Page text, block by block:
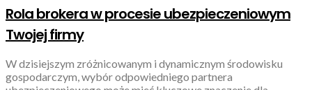
Rola brokera w procesie ubezpieczeniowym
Twojej firmy
W dzisiejszym zróżnicowanym i dynamicznym środowisku
gospodarczym, wybór odpowiedniego partnera